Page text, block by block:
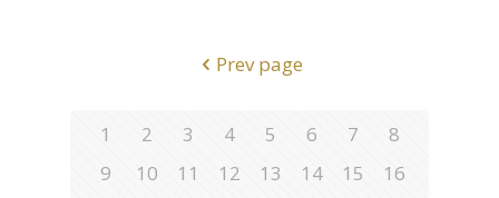
Prev page
1 2 3 4 5 6 7
8
9
10 11 12 13 14 15
16